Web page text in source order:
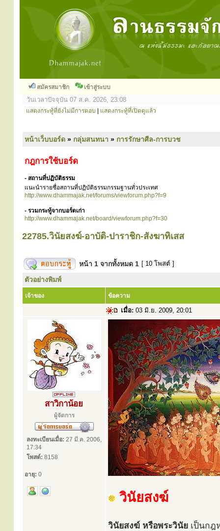
สมัครสมาชิก เข้าสู่ระบบ
วันเวลาปัจจุบัน 07 ส.ค. 2026, 23:08
แสดงกระทู้ที่ยังไม่มีการตอบ แสดงกระทู้ที่เปิดดูแล้ว
หน้าเว็บบอร์ด » กลุ่มสนทนา » การรักษาศีล-การบวช
กฎการใช้บอร์ด
- สถานที่ปฏิบัติธรรม
แนะนำรายชื่อสถานที่ปฏิบัติธรรมกรรมฐานทั่วประเทศ
http://www.dhammajak.net/forums/viewforum.php?f=9
- รวมกระทู้จากบอร์ดเก่า
http://www.dhammajak.net/board/viewforum.php?f=30
22785.วินัยสงฆ์-อาบัติ-ปาราชิก-สังฆาทิเสส
หน้า 1 จากทั้งหมด 1 [ 10 โพสต์ ]
ตัวอย่างพิมพ์
เจ้าของ ข้อความ
เมื่อ: 03 มิ.ย. 2009, 20:01
สาวิกาน้อย
ผู้จัดการ
ลงทะเบียนเมื่อ: 27 มี.ค. 2006,
17:34
โพสต์: 8158
อายุ: 0
วินัยสงฆ์
วินัยสงฆ์ หรือพระวินัย เป็นกฎ